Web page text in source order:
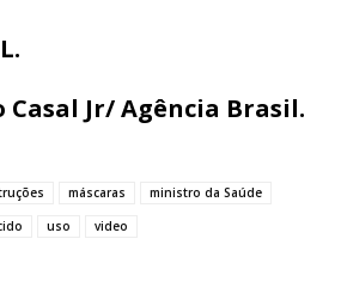
Casal Jr/ Agência Brasil.
máscaras
ministro da Saúde
uso video